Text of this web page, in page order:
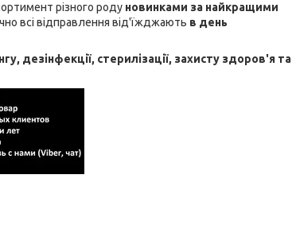
різного роду новинками за найкращими
всі відправлення від'їжджають в день
дезінфекції, стерилізації, захисту здоров'я та